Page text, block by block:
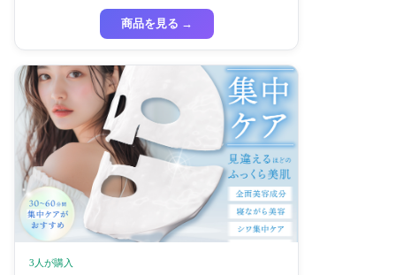
商品を見る →
3人が購入